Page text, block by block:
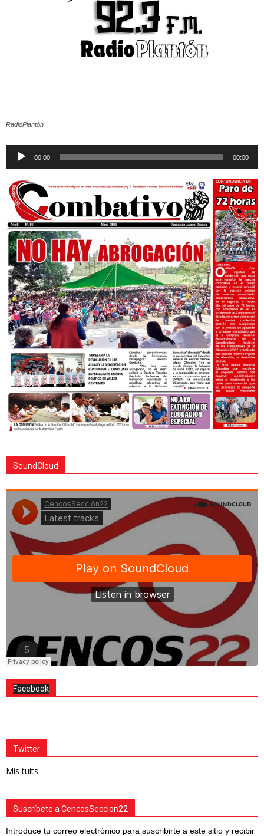
RadioPlantón
Reproductor
00:00 00:00
SoundCloud
Facebook
Twitter
Mis tuits
Suscríbete a CencosSeccion22
Introduce tu correo electrónico para suscribirte a este sitio y recibir